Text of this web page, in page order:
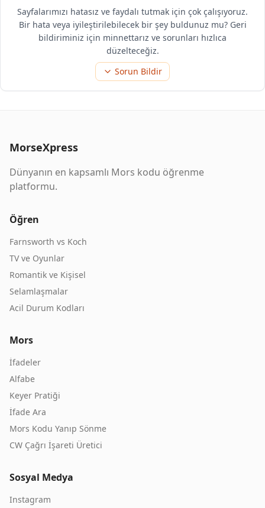
Sayfalarımızı hatasız ve faydalı tutmak için çok çalışıyoruz.
Bir hata veya iyileştirilebilecek bir şey buldunuz mu? Geri
bildiriminiz için minnettarız ve sorunları hızlıca
düzelteceğiz.
Sorun Bildir
MorseXpress
Dünyanın en kapsamlı Mors kodu öğrenme
platformu.
Öğren
Farnsworth vs Koch
TV ve Oyunlar
Romantik ve Kişisel
Selamlaşmalar
Acil Durum Kodları
Mors
İfadeler
Alfabe
Keyer Pratiği
İfade Ara
Mors Kodu Yanıp Sönme
CW Çağrı İşareti Üretici
Sosyal Medya
Instagram